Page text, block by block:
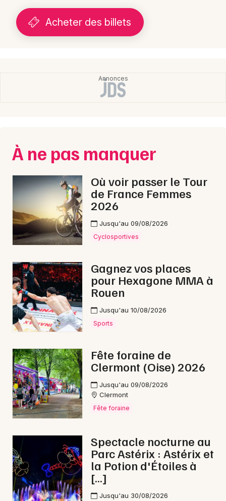
Acheter des billets
À ne pas manquer
Où voir passer le Tour
de France Femmes
2026
Jusqu'au 09/08/2026
Cyclosportives
Gagnez vos places
pour Hexagone MMA à
Rouen
Jusqu'au 10/08/2026
Sports
Fête foraine de
Clermont (Oise) 2026
Jusqu'au 09/08/2026
Clermont
Fête foraine
Spectacle nocturne au
Parc Astérix : Astérix et
la Potion d'Étoiles à
[…]
Jusqu'au 30/08/2026